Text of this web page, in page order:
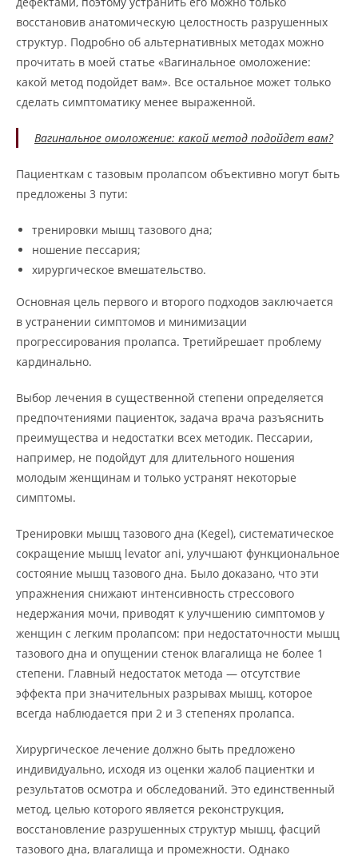
восстановив анатомическую целостность разрушенных
структур. Подробно об альтернативных методах можно
прочитать в моей статье «Вагинальное омоложение:
какой метод подойдет вам». Все остальное может только
сделать симптоматику менее выраженной.
Вагинальное омоложение: какой метод подойдет вам?
Пациенткам с тазовым пролапсом объективно могут быть
предложены 3 пути:
тренировки мышц тазового дна;
ношение пессария;
хирургическое вмешательство.
Основная цель первого и второго подходов заключается
в устранении симптомов и минимизации
прогрессирования пролапса. Третийрешает проблему
кардинально.
Выбор лечения в существенной степени определяется
предпочтениями пациенток, задача врача разъяснить
преимущества и недостатки всех методик. Пессарии,
например, не подойдут для длительного ношения
молодым женщинам и только устранят некоторые
симптомы.
Тренировки мышц тазового дна (Kegel), систематическое
сокращение мышц levator ani, улучшают функциональное
состояние мышц тазового дна. Было доказано, что эти
упражнения снижают интенсивность стрессового
недержания мочи, приводят к улучшению симптомов у
женщин с легким пролапсом: при недостаточности мышц
тазового дна и опущении стенок влагалища не более 1
степени. Главный недостаток метода — отсутствие
эффекта при значительных разрывах мышц, которое
всегда наблюдается при 2 и 3 степенях пролапса.
Хирургическое лечение должно быть предложено
индивидуально, исходя из оценки жалоб пациентки и
результатов осмотра и обследований. Это единственный
метод, целью которого является реконструкция,
восстановление разрушенных структур мышц, фасций
тазового дна, влагалища и промежности. Однако